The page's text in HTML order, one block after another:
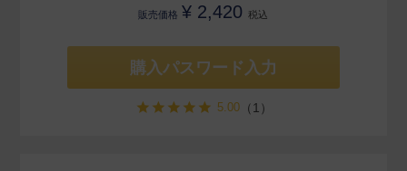
販売価格 ¥ 2,420 税込
購入パスワード入力
5.00（1）